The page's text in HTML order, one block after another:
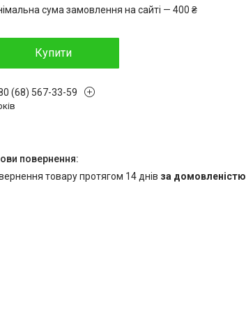
сума замовлення на сайті — 400 ₴
Купити
(68) 567-33-59
товару протягом 14 днів за домовленістю